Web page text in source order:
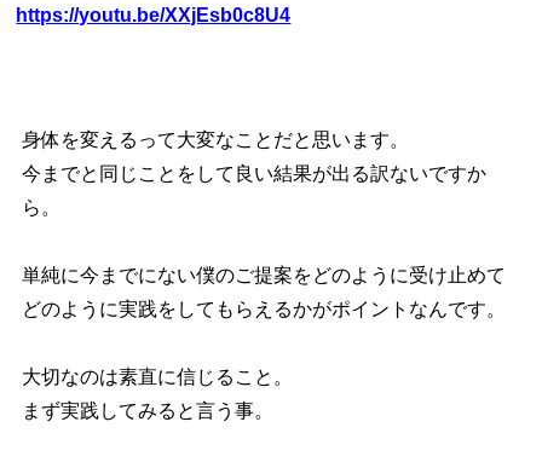
https://youtu.be/XXjEsb0c8U4
身体を変えるって大変なことだと思います。
今までと同じことをして良い結果が出る訳ないですか
ら。
単純に今までにない僕のご提案をどのように受け止めて
どのように実践をしてもらえるかがポイントなんです。
大切なのは素直に信じること。
まず実践してみると言う事。